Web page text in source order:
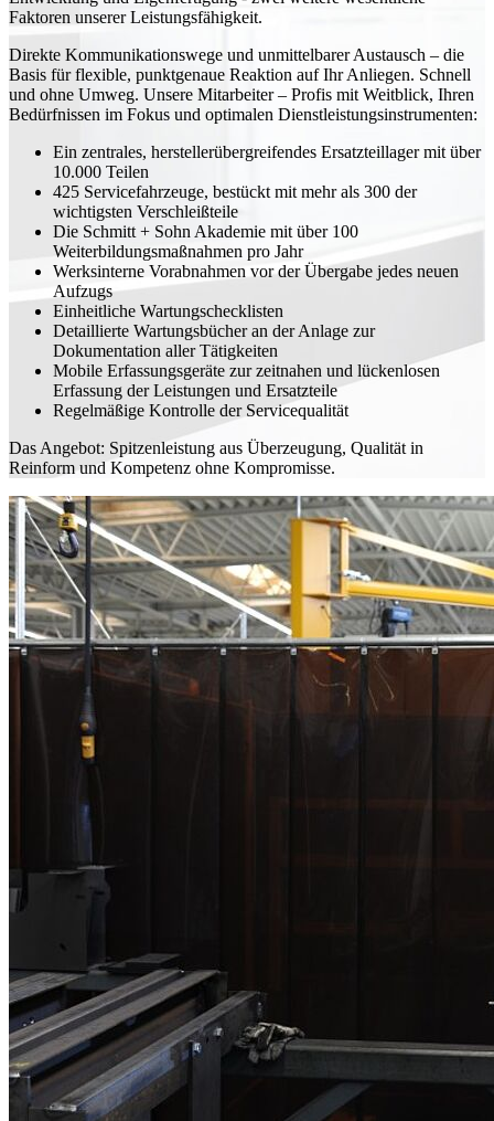
Faktoren unserer Leistungsfähigkeit.
Direkte Kommunikationswege und unmittelbarer Austausch – die
Basis für flexible, punktgenaue Reaktion auf Ihr Anliegen. Schnell
und ohne Umweg. Unsere Mitarbeiter – Profis mit Weitblick, Ihren
Bedürfnissen im Fokus und optimalen Dienstleistungsinstrumenten:
Ein zentrales, herstellerübergreifendes Ersatzteillager mit über
10.000 Teilen
425 Servicefahrzeuge, bestückt mit mehr als 300 der
wichtigsten Verschleißteile
Die Schmitt + Sohn Akademie mit über 100
Weiterbildungsmaßnahmen pro Jahr
Werksinterne Vorabnahmen vor der Übergabe jedes neuen
Aufzugs
Einheitliche Wartungschecklisten
Detaillierte Wartungsbücher an der Anlage zur
Dokumentation aller Tätigkeiten
Mobile Erfassungsgeräte zur zeitnahen und lückenlosen
Erfassung der Leistungen und Ersatzteile
Regelmäßige Kontrolle der Servicequalität
Das Angebot: Spitzenleistung aus Überzeugung, Qualität in
Reinform und Kompetenz ohne Kompromisse.